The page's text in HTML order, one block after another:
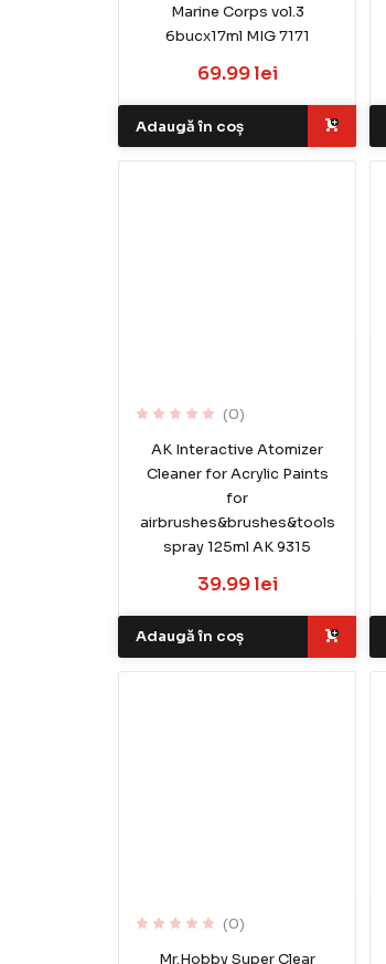
Marine Corps vol.3
6bucx17ml MIG 7171
69.99 lei
Adaugă în coș
(0)
AK Interactive Atomizer
Cleaner for Acrylic Paints
for
airbrushes&brushes&tools
spray 125ml AK 9315
39.99 lei
Adaugă în coș
(0)
Mr.Hobby Super Clear